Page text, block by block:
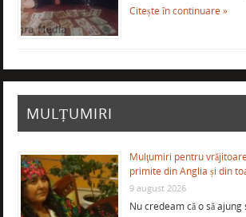
Citește în continuare »
MULȚUMIRI
Mulţumiri pentru
primite din Anglia și din
9 august 2026
Nu credeam că o să ajung